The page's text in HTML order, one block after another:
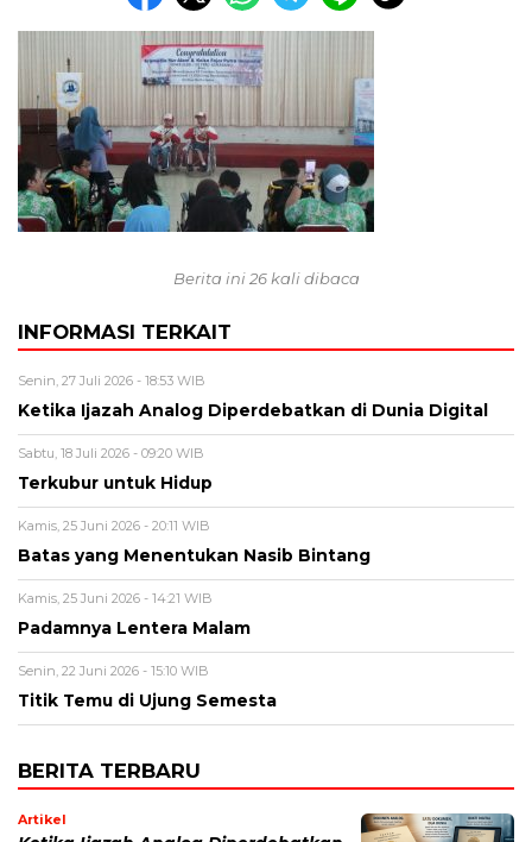
Berita ini 26 kali dibaca
INFORMASI TERKAIT
Senin, 27 Juli 2026 - 18:53 WIB
Ketika Ijazah Analog Diperdebatkan di Dunia Digital
Sabtu, 18 Juli 2026 - 09:20 WIB
Terkubur untuk Hidup
Kamis, 25 Juni 2026 - 20:11 WIB
Batas yang Menentukan Nasib Bintang
Kamis, 25 Juni 2026 - 14:21 WIB
Padamnya Lentera Malam
Senin, 22 Juni 2026 - 15:10 WIB
Titik Temu di Ujung Semesta
BERITA TERBARU
Artikel